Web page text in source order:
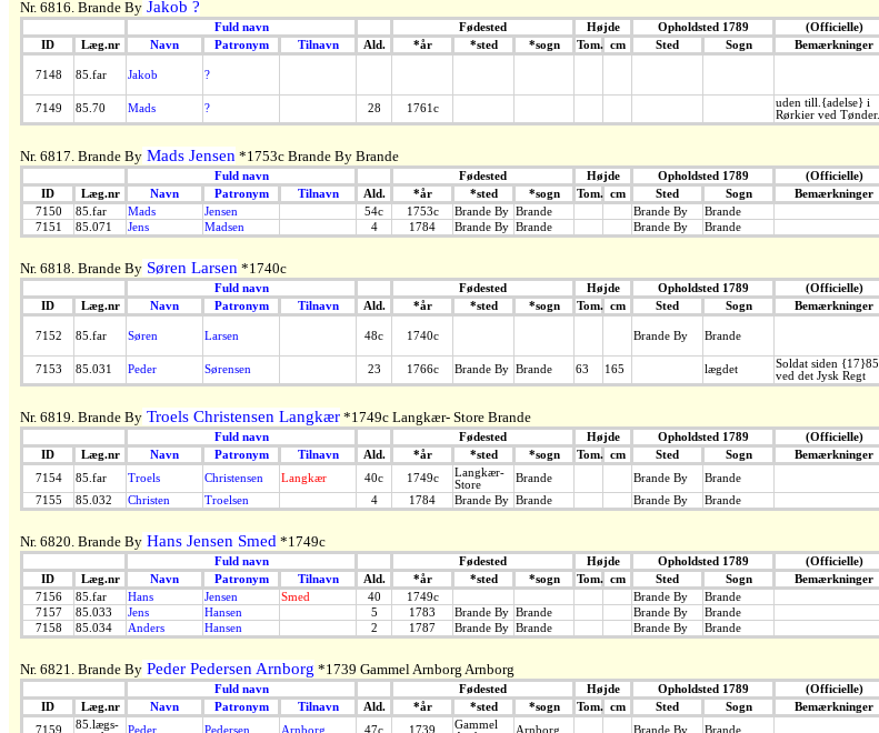
Nr. 6816. Brande By Jakob ?
Fuld navn Fødested Højde Opholdsted 1789
(Officielle)
ID
Læg.nr Navn Patronym Tilnavn Ald. *år *sted *sogn Tom. cm Sted Sogn Bemærkninger
7148 85.far Jakob ?
7149
85.70 Mads ? 28 1761c
uden till.{adelse} i
Rørkier ved Tønder.
Nr. 6817. Brande By Mads Jensen *1753c Brande By Brande
Fuld navn Fødested Højde Opholdsted 1789
(Officielle)
ID
Læg.nr Navn Patronym Tilnavn Ald. *år *sted *sogn Tom. cm Sted Sogn Bemærkninger
7150
85.far Mads Jensen 54c 1753c Brande By Brande Brande By
Brande
7151
85.071 Jens Madsen 4 1784 Brande By Brande Brande By Brande
Nr. 6818. Brande By Søren Larsen *1740c
Fuld navn Fødested Højde Opholdsted 1789
(Officielle)
ID
Læg.nr Navn Patronym Tilnavn Ald. *år *sted *sogn Tom. cm Sted Sogn Bemærkninger
7152 85.far Søren Larsen 48c 1740c Brande By Brande
7153
85.031 Peder Sørensen 23 1766c Brande By Brande 63 165 lægdet
Soldat siden {17}85,
ved det Jysk Regt
Nr. 6819. Brande By Troels Christensen Langkær *1749c Langkær- Store Brande
Fuld navn Fødested Højde Opholdsted 1789
(Officielle)
ID
Læg.nr Navn Patronym Tilnavn Ald. *år *sted *sogn Tom. cm Sted Sogn Bemærkninger
7154
85.far Troels Christensen Langkær 40c 1749c
Langkær-
Store
Brande Brande By
Brande
7155
85.032 Christen Troelsen 4 1784 Brande By Brande Brande By Brande
Nr. 6820. Brande By Hans Jensen Smed *1749c
Fuld navn Fødested Højde Opholdsted 1789
(Officielle)
ID
Læg.nr Navn Patronym Tilnavn Ald. *år *sted *sogn Tom. cm Sted Sogn Bemærkninger
7156
85.far Hans Jensen Smed 40 1749c Brande By
Brande
7157
85.033 Jens Hansen 5 1783 Brande By Brande Brande By Brande
7158
85.034 Anders Hansen 2 1787 Brande By Brande Brande By Brande
Nr. 6821. Brande By Peder Pedersen Arnborg *1739 Gammel Arnborg Arnborg
Fuld navn Fødested Højde Opholdsted 1789
(Officielle)
ID
Læg.nr Navn Patronym Tilnavn Ald. *år *sted *sogn Tom. cm Sted Sogn Bemærkninger
7159
85.lægs-
Peder Pedersen Arnborg 47c 1739
Gammel
Arnborg Brande By Brande